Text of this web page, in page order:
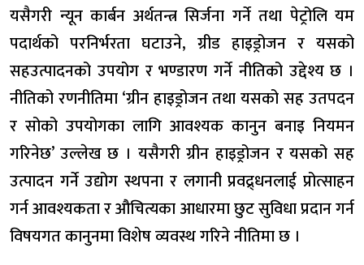
यसैगरी न्यून कार्बन अर्थतन्त्र सिर्जना गर्ने तथा पेट्रोलि यम
पदार्थको परनिर्भरता घटाउने, ग्रीड हाइड्रोजन र यसको
सहउत्पादनको उपयोग र भण्डारण गर्ने नीतिको उद्देश्य छ ।
नीतिको रणनीतिमा ‘ग्रीन हाइड्रोजन तथा यसको सह उतपदन
र सोको उपयोगका लागि आवश्यक कानुन बनाइ नियमन
गरिनेछ’ उल्लेख छ । यसैगरी ग्रीन हाइड्रोजन र यसको सह
उत्पादन गर्ने उद्योग स्थपना र लगानी प्रवद्र्धनलाई प्रोत्साहन
गर्न आवश्यकता र औचित्यका आधारमा छुट सुविधा प्रदान गर्न
विषयगत कानुनमा विशेष व्यवस्थ गरिने नीतिमा छ ।